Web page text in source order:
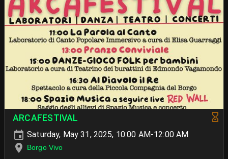
ARCAFESTIVAL
Saturday, May 31, 2025, 10:00 AM-12:00 AM
Borgo Vivo